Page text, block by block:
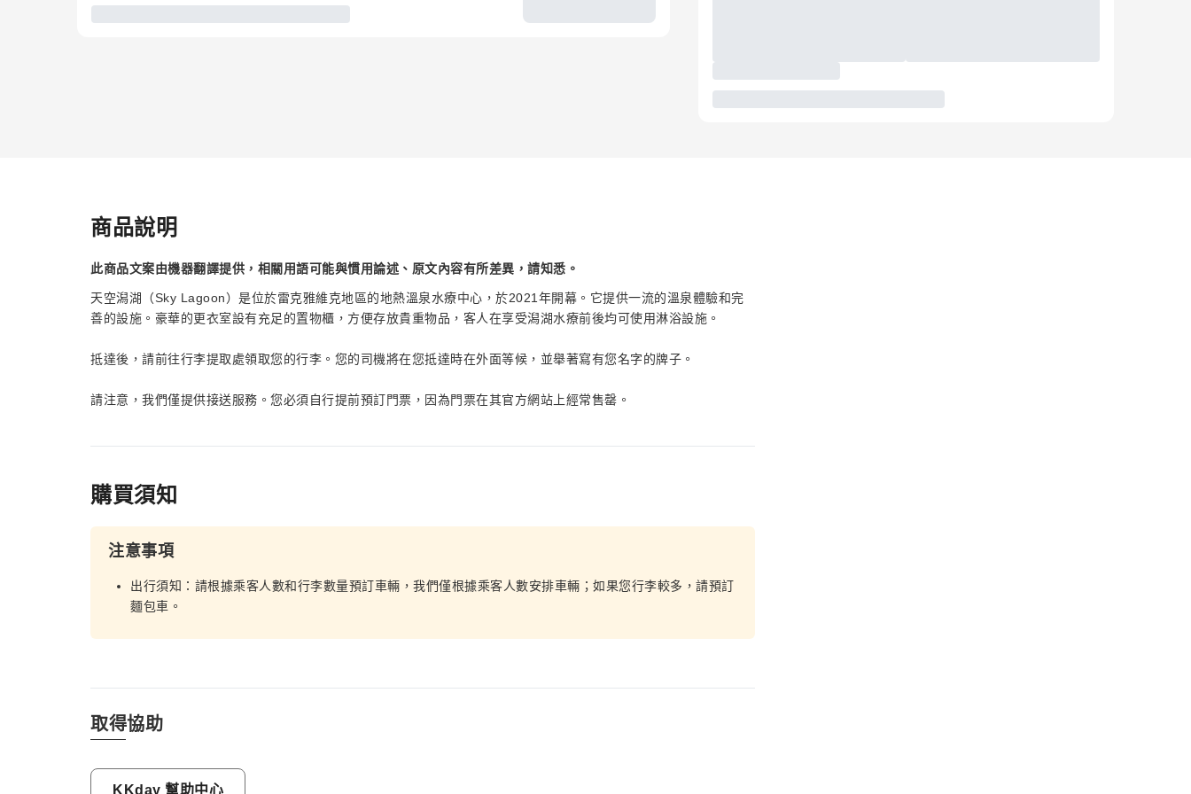
商品說明
此商品文案由機器翻譯提供，相關用語可能與慣用論述、原文內容有所差異，請知悉。
天空潟湖（Sky Lagoon）是位於雷克雅維克地區的地熱溫泉水療中心，於2021年開幕。它提供一流的溫泉體驗和完
善的設施。豪華的更衣室設有充足的置物櫃，方便存放貴重物品，客人在享受潟湖水療前後均可使用淋浴設施。
抵達後，請前往行李提取處領取您的行李。您的司機將在您抵達時在外面等候，並舉著寫有您名字的牌子。
請注意，我們僅提供接送服務。您必須自行提前預訂門票，因為門票在其官方網站上經常售罄。
購買須知
注意事項
出行須知：請根據乘客人數和行李數量預訂車輛，我們僅根據乘客人數安排車輛；如果您行李較多，請預訂
麵包車。
取得協助
KKday 幫助中心